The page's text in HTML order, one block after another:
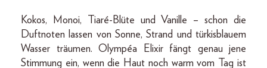
Kokos, Monoi, Tiaré-Blüte und Vanille – schon die
Duftnoten lassen von Sonne, Strand und türkisblauem
Wasser träumen. Olympéa Elixir fängt genau jene
Stimmung ein, wenn die Haut noch warm vom Tag ist